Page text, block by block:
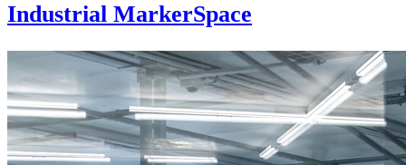
Industrial MarkerSpace